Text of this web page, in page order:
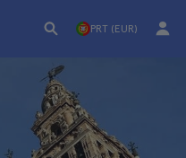
PRT (EUR)